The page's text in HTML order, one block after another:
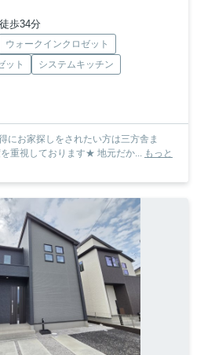
歩34分
ウォークインクロゼット
ット
システムキッチン
にお家探しをされたい方は三方舎ま
度を重視しております★ 地元だか... もっと